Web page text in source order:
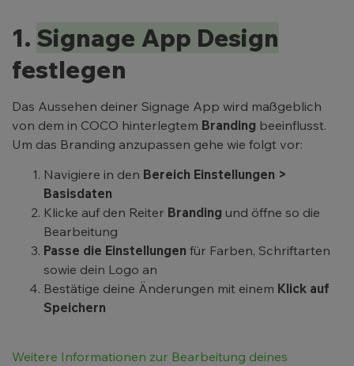
1. Signage App Design
festlegen
Das Aussehen deiner Signage App wird maßgeblich
von dem in COCO hinterlegtem Branding beeinflusst.
Um das Branding anzupassen gehe wie folgt vor:
Navigiere in den Bereich Einstellungen >
Basisdaten
Klicke auf den Reiter Branding und öffne so die
Bearbeitung
Passe die Einstellungen für Farben, Schriftarten
sowie dein Logo an
Bestätige deine Änderungen mit einem Klick auf
Speichern
Weitere Informationen zur Bearbeitung deines